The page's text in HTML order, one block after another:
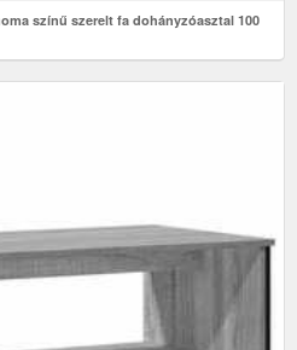
színű szerelt fa dohányzóasztal 100